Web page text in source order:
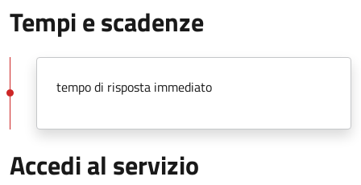
Tempi e scadenze
tempo di risposta immediato
Accedi al servizio